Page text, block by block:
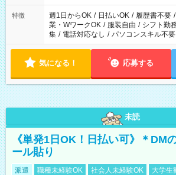
特徴 週1日からOK / 日払いOK / 履歴書不要 /
業・WワークOK / 服装自由 / シフト勤
集 / 電話対応なし / パソコンスキル不要
気になる！ 応募する
未読
《単発1日OK！日払い可》＊DM
ール貼り
派遣 職種未経験OK 社会人未経験OK 大学生